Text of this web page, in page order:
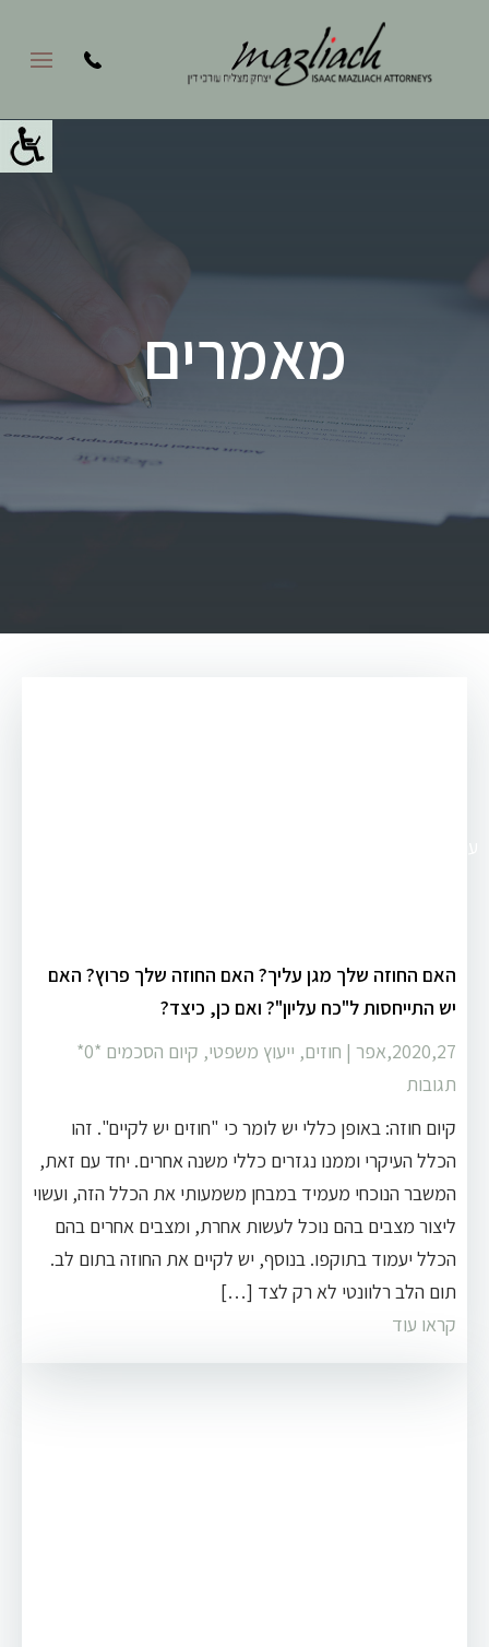
מאמרים
האם החוזה שלך מגן עליך? האם החוזה שלך פרוץ? האם
יש התייחסות ל"כח עליון"? ואם כן, כיצד?
2020,27,אפר
| חוזים, ייעוץ משפטי, קיום הסכמים
‏*0*
תגובות
קיום חוזה: באופן כללי יש לומר כי "חוזים יש לקיים". זהו
הכלל העיקרי וממנו נגזרים כללי משנה אחרים. יחד עם זאת,
המשבר הנוכחי מעמיד במבחן משמעותי את הכלל הזה, ועשוי
ליצור מצבים בהם נוכל לעשות אחרת, ומצבים אחרים בהם
הכלל יעמוד בתוקפו. בנוסף, יש לקיים את החוזה בתום לב.
תום הלב רלוונטי לא רק לצד […]
קראו עוד